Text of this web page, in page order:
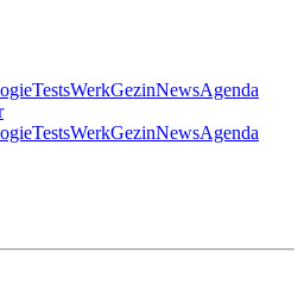
TestsWerkGezinNewsAgenda
TestsWerkGezinNewsAgenda